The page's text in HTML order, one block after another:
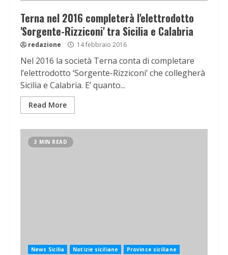
Terna nel 2016 completerà l'elettrodotto
'Sorgente-Rizziconi' tra Sicilia e Calabria
redazione 14 febbraio 2016
Nel 2016 la società Terna conta di completare
l’elettrodotto ‘Sorgente-Rizziconi’ che collegherà
Sicilia e Calabria. E’ quanto...
Read More
3 MIN READ
News Sicilia Notizie siciliane Province siciliane